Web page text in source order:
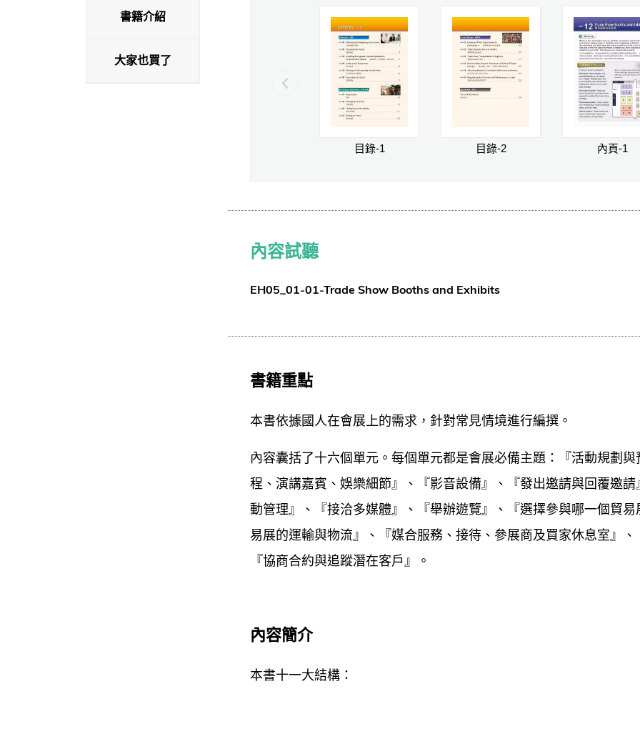
書籍介紹
大家也買了
目錄-1 目錄-2 內頁-1
內容試聽
EH05_01-01-Trade Show Booths and Exhibits
書籍重點
本書依據國人在會展上的需求，針對常見情境進行編撰。
內容囊括了十六個單元。每個單元都是會展必備主題：『活動規劃
程、演講嘉賓、娛樂細節』、『影音設備』、『發出邀請與回覆邀
動管理』、『接洽多媒體』、『舉辦遊覽』、『選擇參與哪一個貿
易展的運輸與物流』、『媒合服務、接待、參展商及買家休息室』
『協商合約與追蹤潛在客戶』。
內容簡介
本書十一大結構：